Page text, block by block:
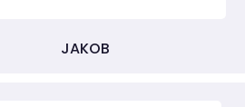
JAKOB